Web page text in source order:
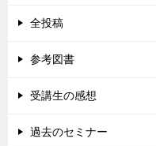
全投稿
参考図書
受講生の感想
過去のセミナー